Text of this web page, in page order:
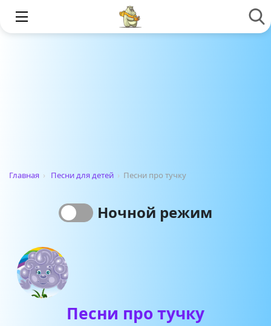
Главная › Песни для детей › Песни про тучку
Ночной режим
Песни про тучку